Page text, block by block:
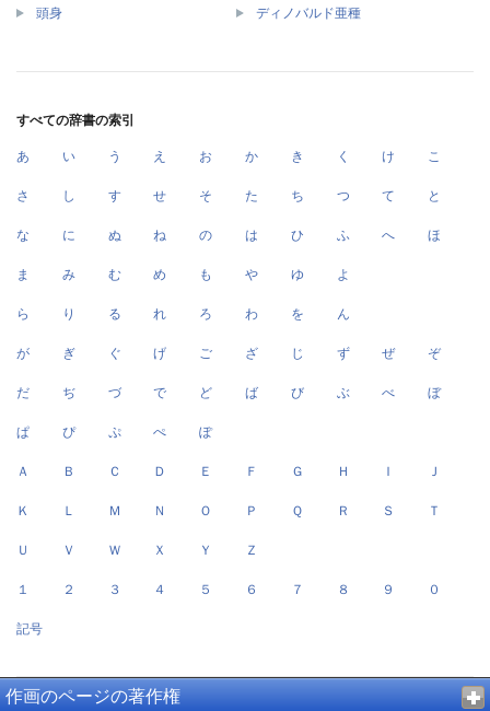
頭身 ディノバルド亜種
すべての辞書の索引
あ い う え お か き く け こ
さ し す せ そ た ち つ て と
な に ぬ ね の は ひ ふ へ ほ
ま み む め も や ゆ よ
ら り る れ ろ わ を ん
が ぎ ぐ げ ご ざ じ ず ぜ ぞ
だ ぢ づ で ど ば び ぶ べ ぼ
ぱ ぴ ぷ ぺ ぽ
Ａ Ｂ Ｃ Ｄ Ｅ Ｆ Ｇ Ｈ Ｉ Ｊ
Ｋ Ｌ Ｍ Ｎ Ｏ Ｐ Ｑ Ｒ Ｓ Ｔ
Ｕ Ｖ Ｗ Ｘ Ｙ Ｚ
１ ２ ３ ４ ５ ６ ７ ８ ９ ０
記号
作画のページの著作権